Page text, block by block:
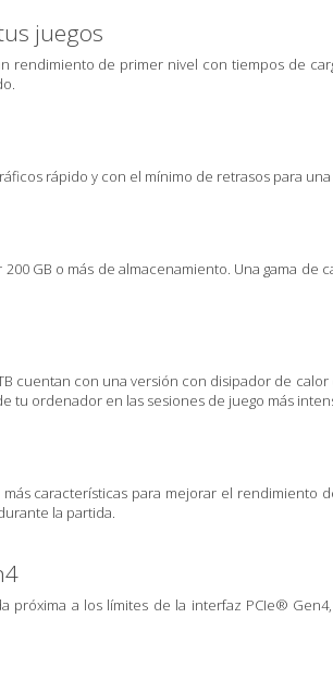
juegos
rendimiento de primer nivel con tiempos de
rápido y con el mínimo de retrasos para
GB o más de almacenamiento. Una gama de
TB cuentan con una versión con disipador de
tu ordenador en las sesiones de juego más
características para mejorar el
la partida.
próxima a los límites de la interfaz PCIe®